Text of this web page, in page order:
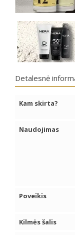
Detalesnė
Kam skirta?
Naudojimas
Poveikis
Kilmės šalis